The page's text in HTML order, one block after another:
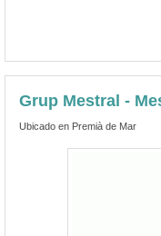
Grup Mestral -
Ubicado en Premià de Mar